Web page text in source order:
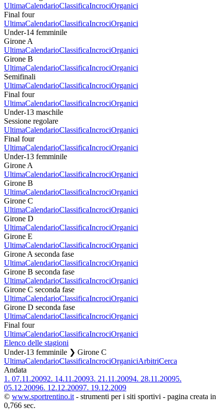
UltimaCalendarioClassificaIncrociOrganici
Final four
UltimaCalendarioClassificaIncrociOrganici
Under-14 femminile
Girone A
UltimaCalendarioClassificaIncrociOrganici
Girone B
UltimaCalendarioClassificaIncrociOrganici
Semifinali
UltimaCalendarioClassificaIncrociOrganici
Final four
UltimaCalendarioClassificaIncrociOrganici
Under-13 maschile
Sessione regolare
UltimaCalendarioClassificaIncrociOrganici
Final four
UltimaCalendarioClassificaIncrociOrganici
Under-13 femminile
Girone A
UltimaCalendarioClassificaIncrociOrganici
Girone B
UltimaCalendarioClassificaIncrociOrganici
Girone C
UltimaCalendarioClassificaIncrociOrganici
Girone D
UltimaCalendarioClassificaIncrociOrganici
Girone E
UltimaCalendarioClassificaIncrociOrganici
Girone A seconda fase
UltimaCalendarioClassificaIncrociOrganici
Girone B seconda fase
UltimaCalendarioClassificaIncrociOrganici
Girone C seconda fase
UltimaCalendarioClassificaIncrociOrganici
Girone D seconda fase
UltimaCalendarioClassificaIncrociOrganici
Final four
UltimaCalendarioClassificaIncrociOrganici
Elenco delle stagioni
Under-13 femminile ❯ Girone C
UltimaCalendarioClassificaIncrociOrganiciArbitriCerca
Andata
1. 07.11.20092. 14.11.20093. 21.11.20094. 28.11.20095.
05.12.20096. 12.12.20097. 19.12.2009
© www.sportrentino.it - strumenti per i siti sportivi - pagina creata in
0,766 sec.